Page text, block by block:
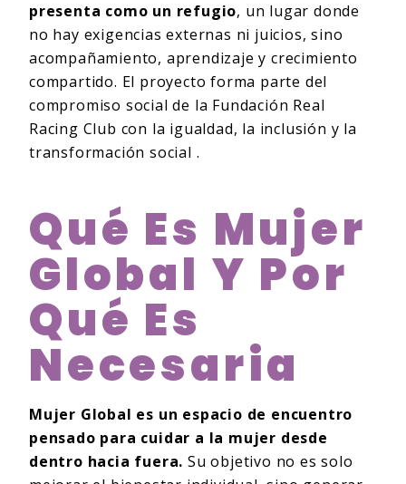
presenta como un refugio, un lugar donde
no hay exigencias externas ni juicios, sino
acompañamiento, aprendizaje y crecimiento
compartido. El proyecto forma parte del
compromiso social de la Fundación Real
Racing Club con la igualdad, la inclusión y la
transformación social .
Qué Es Mujer
Global Y Por
Qué Es
Necesaria
Mujer Global es un espacio de encuentro
pensado para cuidar a la mujer desde
dentro hacia fuera. Su objetivo no es solo